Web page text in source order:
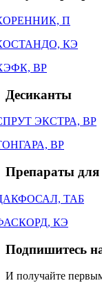
П
КЭ
ВР
Десиканты
ЭКСТРА, ВР
ВР
Препараты для
ТАБ
КЭ
Подпишитесь
И получайте